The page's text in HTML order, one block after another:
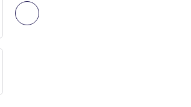
次へ - アート、カルチャー、エンタ